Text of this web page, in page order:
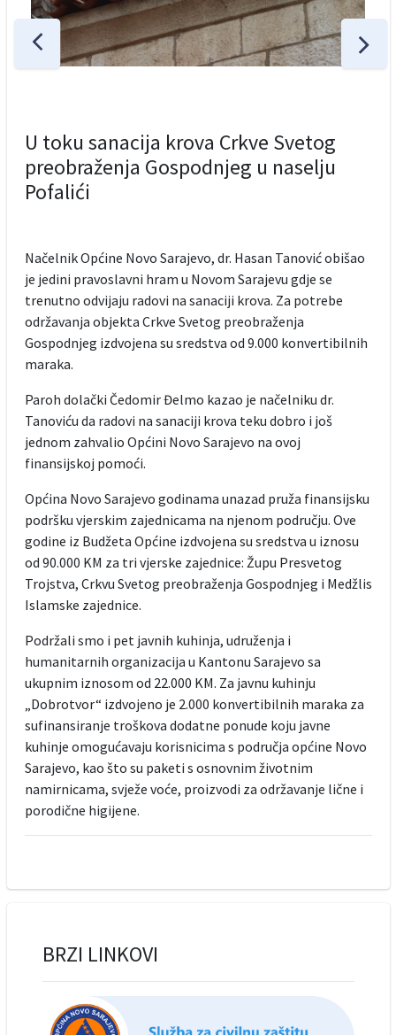
U toku sanacija krova Crkve Svetog
preobraženja Gospodnjeg u naselju
Pofalići
Načelnik Općine Novo Sarajevo, dr. Hasan Tanović obišao
je jedini pravoslavni hram u Novom Sarajevu gdje se
trenutno odvijaju radovi na sanaciji krova. Za potrebe
održavanja objekta Crkve Svetog preobraženja
Gospodnjeg izdvojena su sredstva od 9.000 konvertibilnih
maraka.
Paroh dolački Čedomir Đelmo kazao je načelniku dr.
Tanoviću da radovi na sanaciji krova teku dobro i još
jednom zahvalio Općini Novo Sarajevo na ovoj
finansijskoj pomoći.
Općina Novo Sarajevo godinama unazad pruža finansijsku
podršku vjerskim zajednicama na njenom području. Ove
godine iz Budžeta Općine izdvojena su sredstva u iznosu
od 90.000 KM za tri vjerske zajednice: Župu Presvetog
Trojstva, Crkvu Svetog preobraženja Gospodnjeg i Medžlis
Islamske zajednice.
Podržali smo i pet javnih kuhinja, udruženja i
humanitarnih organizacija u Kantonu Sarajevo sa
ukupnim iznosom od 22.000 KM. Za javnu kuhinju
„Dobrotvor“ izdvojeno je 2.000 konvertibilnih maraka za
sufinansiranje troškova dodatne ponude koju javne
kuhinje omogućavaju korisnicima s područja općine Novo
Sarajevo, kao što su paketi s osnovnim životnim
namirnicama, svježe voće, proizvodi za održavanje lične i
porodične higijene.
BRZI LINKOVI